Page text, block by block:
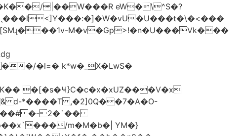
|��W���R eW�\^S�?
�[�s�Ҹ}C�c�x�xUZ���V�x
d-*����T ,�2]0Q��7�A�O-
�-2�`��